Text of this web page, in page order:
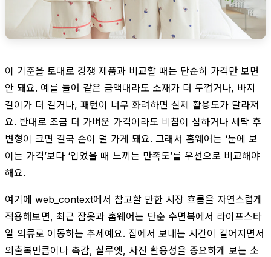
이 기준을 토대로 경쟁 제품과 비교할 때는 단순히 가격만 보면
안 돼요. 예를 들어 같은 금액대라도 소재가 더 두껍거나, 바지
길이가 더 길거나, 패턴이 너무 화려하면 실제 활용도가 달라져
요. 반대로 조금 더 가벼운 가격이라도 비침이 심하거나 세탁 후
변형이 크면 결국 손이 덜 가게 돼요. 그래서 홈웨어는 ‘눈에 보
이는 가격’보다 ‘입었을 때 느끼는 만족도’를 우선으로 비교해야
해요.
여기에 web_context에서 참고할 만한 시장 흐름을 자연스럽게
적용해보면, 최근 잠옷과 홈웨어는 단순 수면복에서 라이프스타
일 의류로 이동하는 추세예요. 집에서 보내는 시간이 길어지면서
외출복만큼이나 촉감, 실루엣, 사진 활용성을 중요하게 보는 소